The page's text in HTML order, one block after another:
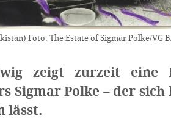
Foto: The Estate of Sigmar Polke/VG
zeigt zurzeit eine
Sigmar Polke – der
lässt.